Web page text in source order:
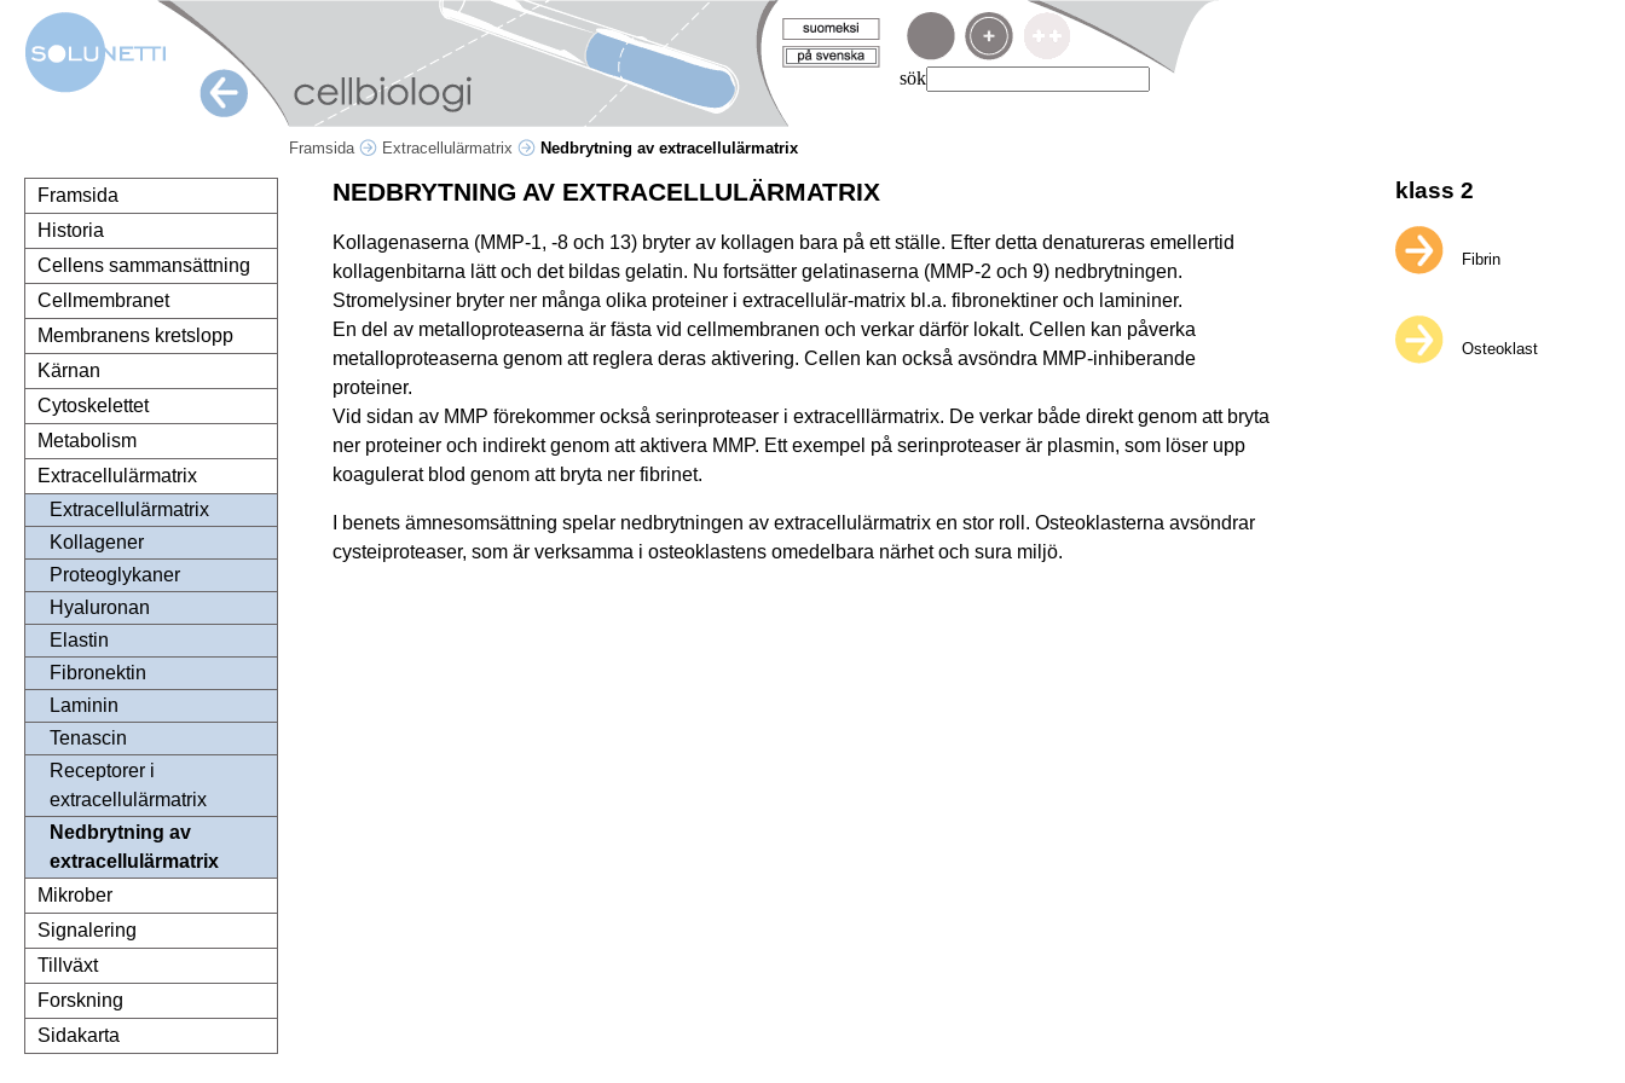
sök
Framsida Extracellulärmatrix Nedbrytning av extracellulärmatrix
Framsida
Historia
Cellens sammansättning
Cellmembranet
Membranens kretslopp
Kärnan
Cytoskelettet
Metabolism
Extracellulärmatrix
Extracellulärmatrix
Kollagener
Proteoglykaner
Hyaluronan
Elastin
Fibronektin
Laminin
Tenascin
Receptorer i
extracellulärmatrix
Nedbrytning av
extracellulärmatrix
Mikrober
Signalering
Tillväxt
Forskning
Sidakarta
klass 2
Fibrin
Osteoklast
NEDBRYTNING AV EXTRACELLULÄRMATRIX
Kollagenaserna (MMP-1, -8 och 13) bryter av kollagen bara på ett ställe. Efter detta denatureras emellertid
kollagenbitarna lätt och det bildas gelatin. Nu fortsätter gelatinaserna (MMP-2 och 9) nedbrytningen.
Stromelysiner bryter ner många olika proteiner i extracellulär-matrix bl.a. fibronektiner och lamininer.
En del av metalloproteaserna är fästa vid cellmembranen och verkar därför lokalt. Cellen kan påverka
metalloproteaserna genom att reglera deras aktivering. Cellen kan också avsöndra MMP-inhiberande
proteiner.
Vid sidan av MMP förekommer också serinproteaser i extracelllärmatrix. De verkar både direkt genom att bryta
ner proteiner och indirekt genom att aktivera MMP. Ett exempel på serinproteaser är plasmin, som löser upp
koagulerat blod genom att bryta ner fibrinet.
I benets ämnesomsättning spelar nedbrytningen av extracellulärmatrix en stor roll. Osteoklasterna avsöndrar
cysteiproteaser, som är verksamma i osteoklastens omedelbara närhet och sura miljö.